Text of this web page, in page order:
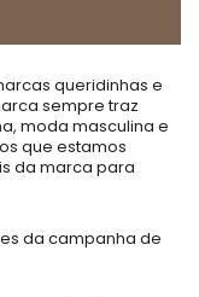
queridinhas e
sempre traz
moda masculina e
que estamos
da marca para
da campanha de